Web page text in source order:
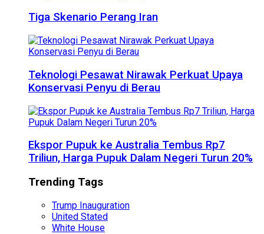
Tiga Skenario Perang Iran
Teknologi Pesawat Nirawak Perkuat Upaya
Konservasi Penyu di Berau
Ekspor Pupuk ke Australia Tembus Rp7
Triliun, Harga Pupuk Dalam Negeri Turun 20%
Trending Tags
Trump Inauguration
United Stated
White House